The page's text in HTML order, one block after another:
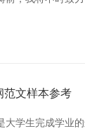
范文样本参考
大学生完成学业